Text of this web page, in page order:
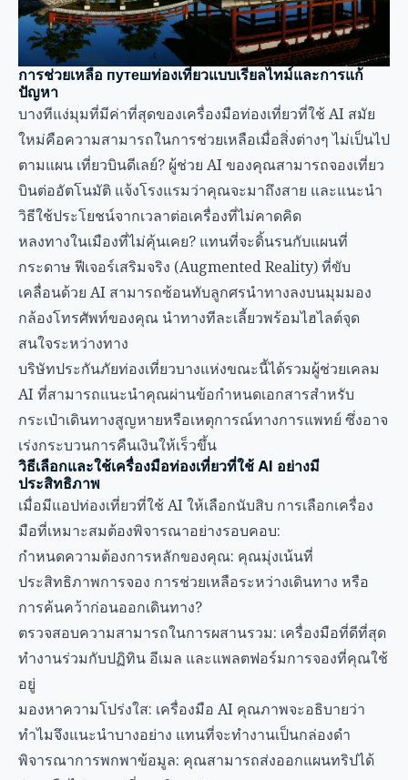
การช่วยเหลือ путешท่องเที่ยวแบบเรียลไทม์และการแก้
ปัญหา
บางทีแง่มุมที่มีค่าที่สุดของเครื่องมือท่องเที่ยวที่ใช้ AI สมัย
ใหม่คือความสามารถในการช่วยเหลือเมื่อสิ่งต่างๆ ไม่เป็นไป
ตามแผน เที่ยวบินดีเลย์? ผู้ช่วย AI ของคุณสามารถจองเที่ยว
บินต่ออัตโนมัติ แจ้งโรงแรมว่าคุณจะมาถึงสาย และแนะนำ
วิธีใช้ประโยชน์จากเวลาต่อเครื่องที่ไม่คาดคิด
หลงทางในเมืองที่ไม่คุ้นเคย? แทนที่จะดิ้นรนกับแผนที่
กระดาษ ฟีเจอร์เสริมจริง (Augmented Reality) ที่ขับ
เคลื่อนด้วย AI สามารถซ้อนทับลูกศรนำทางลงบนมุมมอง
กล้องโทรศัพท์ของคุณ นำทางทีละเลี้ยวพร้อมไฮไลต์จุด
สนใจระหว่างทาง
บริษัทประกันภัยท่องเที่ยวบางแห่งขณะนี้ได้รวมผู้ช่วยเคลม
AI ที่สามารถแนะนำคุณผ่านข้อกำหนดเอกสารสำหรับ
กระเป๋าเดินทางสูญหายหรือเหตุการณ์ทางการแพทย์ ซึ่งอาจ
เร่งกระบวนการคืนเงินให้เร็วขึ้น
วิธีเลือกและใช้เครื่องมือท่องเที่ยวที่ใช้ AI อย่างมี
ประสิทธิภาพ
เมื่อมีแอปท่องเที่ยวที่ใช้ AI ให้เลือกนับสิบ การเลือกเครื่อง
มือที่เหมาะสมต้องพิจารณาอย่างรอบคอบ:
กำหนดความต้องการหลักของคุณ: คุณมุ่งเน้นที่
ประสิทธิภาพการจอง การช่วยเหลือระหว่างเดินทาง หรือ
การค้นคว้าก่อนออกเดินทาง?
ตรวจสอบความสามารถในการผสานรวม: เครื่องมือที่ดีที่สุด
ทำงานร่วมกับปฏิทิน อีเมล และแพลตฟอร์มการจองที่คุณใช้
อยู่
มองหาความโปร่งใส: เครื่องมือ AI คุณภาพจะอธิบายว่า
ทำไมจึงแนะนำบางอย่าง แทนที่จะทำงานเป็นกล่องดำ
พิจารณาการพกพาข้อมูล: คุณสามารถส่งออกแผนทริปได้